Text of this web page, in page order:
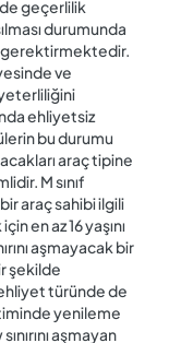
geçerlilik
durumunda
gerektirmektedir.
ve
ehliyetsiz
bu durumu
araç tipine
M sınıf
araç sahibi ilgili
en az 16 yaşını
aşmayacak bir
şekilde
ehliyet türünde de
yenileme
aşmayan